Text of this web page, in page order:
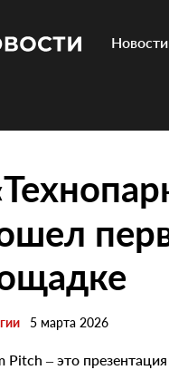
Новости
5 марта 2026
Pitch – это